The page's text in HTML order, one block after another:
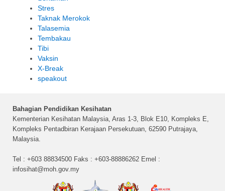
Stres
Taknak Merokok
Talasemia
Tembakau
Tibi
Vaksin
X-Break
speakout
Bahagian Pendidikan Kesihatan
Kementerian Kesihatan Malaysia, Aras 1-3, Blok E10, Kompleks E,
Kompleks Pentadbiran Kerajaan Persekutuan, 62590 Putrajaya,
Malaysia.
Tel : +603 88834500 Faks : +603-88886262 Emel :
infosihat@moh.gov.my